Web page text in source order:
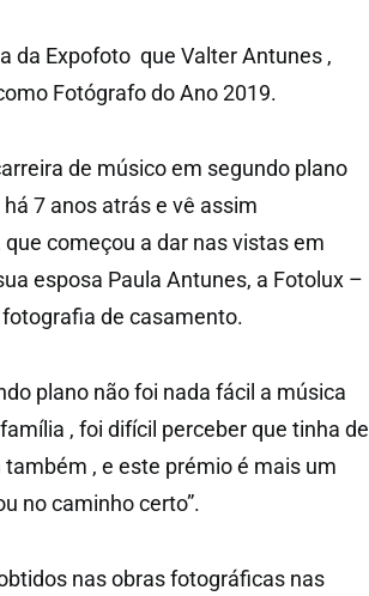
da Expofoto que Valter Antunes ,
Fotógrafo do Ano 2019.
de músico em segundo plano
7 anos atrás e vê assim
começou a dar nas vistas em
esposa Paula Antunes, a Fotolux –
de casamento.
plano não foi nada fácil a música
, foi difícil perceber que tinha de
, e este prémio é mais um
no caminho certo”.
nas obras fotográficas nas